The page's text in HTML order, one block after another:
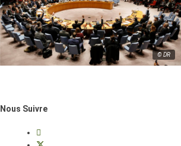
© DR
Nous Suivre